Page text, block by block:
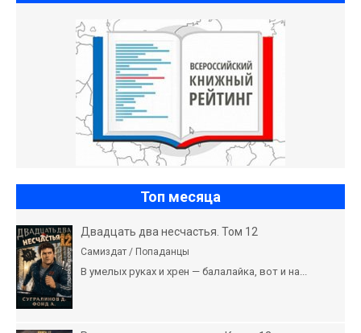
Топ месяца
Двадцать два несчастья. Том 12
Самиздат / Попаданцы
В умелых руках и хрен — балалайка, вот и на...